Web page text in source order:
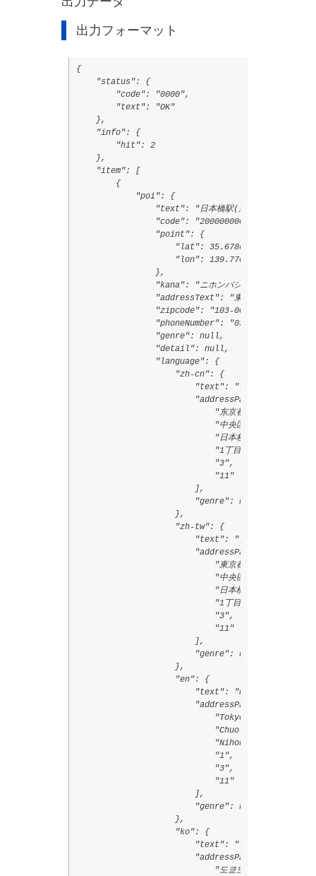
出力フォーマット
{
    "status": {
        "code": "0000",
        "text": "OK"
    },
    "info": {
        "hit": 2
    },
    "item": [
        {
            "poi": {
"text": "日本橋駅(東京メトロ 銀座線
                "code": "20000000000000003485",
                "point": {
                    "lat": 35.6786722,
                    "lon": 139.7765472
                },
                "kana": "ニホンバシエキ",
"addressText": "東京都中央区日本橋
                "zipcode": "103-0027",
                "phoneNumber": "03-3271-2768",
                "genre": null,
                "detail": null,
                "language": {
                    "zh-cn": {
"text": "日本桥站(东京
                        "addressParts": [
                            "东京都",
                            "中央区",
                            "日本桥",
                            "1丁目",
                            "3",
                            "11"
                        ],
                        "genre": null
                    },
                    "zh-tw": {
"text": "日本橋站(東京
                        "addressParts": [
                            "東京都",
                            "中央區",
                            "日本橋",
                            "1丁目",
                            "3",
                            "11"
                        ],
                        "genre": null
                    },
                    "en": {
"text": "Nihombashi
                        "addressParts": [
                            "Tokyo",
                            "Chuo",
                            "Nihonbashi",
                            "1",
                            "3",
                            "11"
                        ],
                        "genre": null
                    },
                    "ko": {
"text": "니혼바시 역(도쿄
                        "addressParts": [
                            "도쿄도",